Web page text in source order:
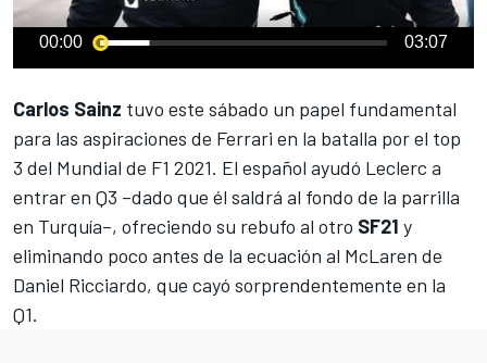
00:00 03:07
Carlos Sainz tuvo este sábado un papel fundamental
para las aspiraciones de Ferrari en la batalla por el top
3 del Mundial de F1 2021. El español ayudó Leclerc a
entrar en Q3 –dado que él saldrá al fondo de la parrilla
en Turquía–, ofreciendo su rebufo al otro SF21 y
eliminando poco antes de la ecuación al McLaren de
Daniel Ricciardo, que cayó sorprendentemente en la
Q1.